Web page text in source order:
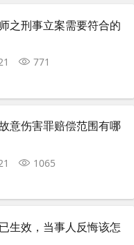
之刑事立案需要符合的
771
意伤害罪赔偿范围有哪
1065
生效，当事人反悔该怎